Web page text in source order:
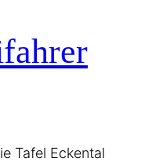
Tafel Eckental